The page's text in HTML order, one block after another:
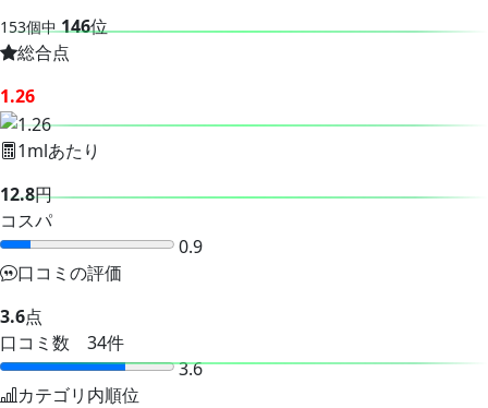
153個中 146位
総合点
1.26
1mlあたり
12.8円
コスパ
0.9
口コミの評価
3.6点
口コミ数 34件
3.6
カテゴリ内順位